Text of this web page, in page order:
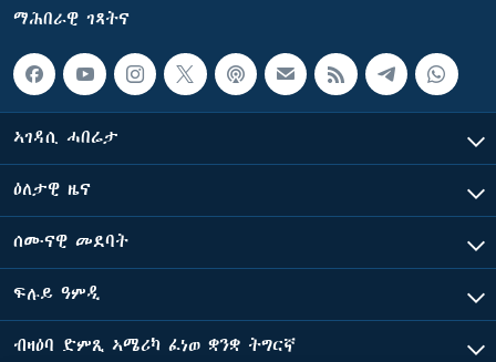
ማሕበራዊ ገጻትና
ኣገዳሲ ሓበሬታ
ዕለታዊ ዜና
ሰሙናዊ መደባት
ፍሉይ ዓምዲ
ብዛዕባ ድምጺ ኣሜሪካ ፈነወ ቋንቋ ትግርኛ